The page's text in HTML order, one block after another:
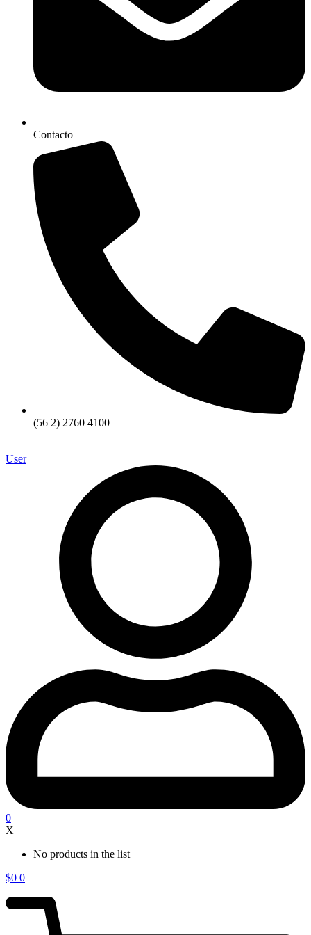
Contacto
(56 2) 2760 4100
User
0
X
No products in the list
$0 0